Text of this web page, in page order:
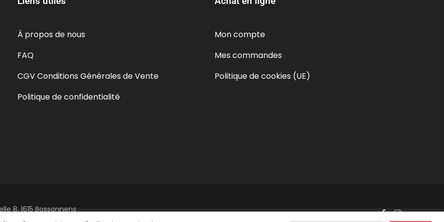
À propos de nous
FAQ
CGV Conditions Générales de Vente
Politique de confidentialité
Mon compte
Mes commandes
Politique de cookies (UE)
8, 1615 Bossonnens